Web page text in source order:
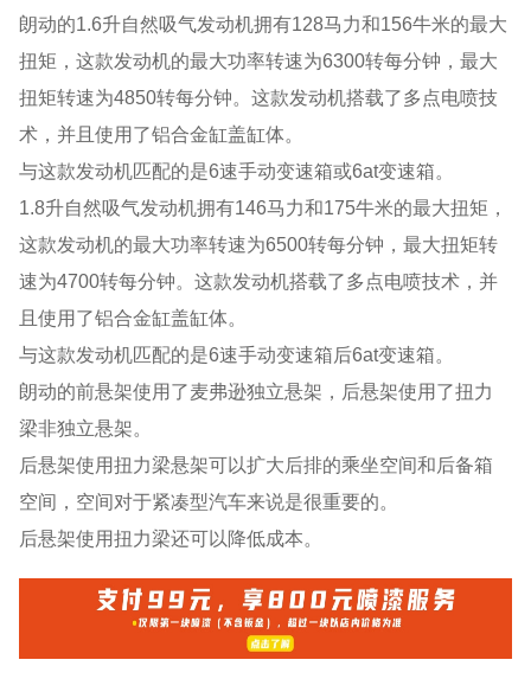
朗动的1.6升自然吸气发动机拥有128马力和156牛米的最大
扭矩，这款发动机的最大功率转速为6300转每分钟，最大
扭矩转速为4850转每分钟。这款发动机搭载了多点电喷技
术，并且使用了铝合金缸盖缸体。
与这款发动机匹配的是6速手动变速箱或6at变速箱。
1.8升自然吸气发动机拥有146马力和175牛米的最大扭矩，
这款发动机的最大功率转速为6500转每分钟，最大扭矩转
速为4700转每分钟。这款发动机搭载了多点电喷技术，并
且使用了铝合金缸盖缸体。
与这款发动机匹配的是6速手动变速箱后6at变速箱。
朗动的前悬架使用了麦弗逊独立悬架，后悬架使用了扭力
梁非独立悬架。
后悬架使用扭力梁悬架可以扩大后排的乘坐空间和后备箱
空间，空间对于紧凑型汽车来说是很重要的。
后悬架使用扭力梁还可以降低成本。